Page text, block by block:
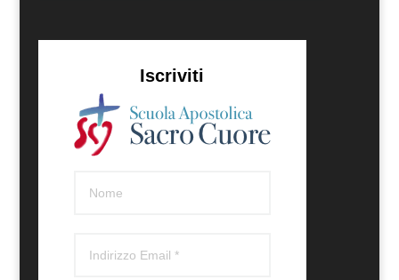
Iscriviti